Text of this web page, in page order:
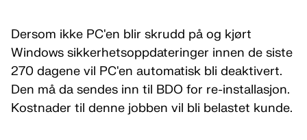
Dersom ikke PC'en blir skrudd på og kjørt
Windows sikkerhetsoppdateringer innen de siste
270 dagene vil PC'en automatisk bli deaktivert.
Den må da sendes inn til BDO for re-installasjon.
Kostnader til denne jobben vil bli belastet kunde.